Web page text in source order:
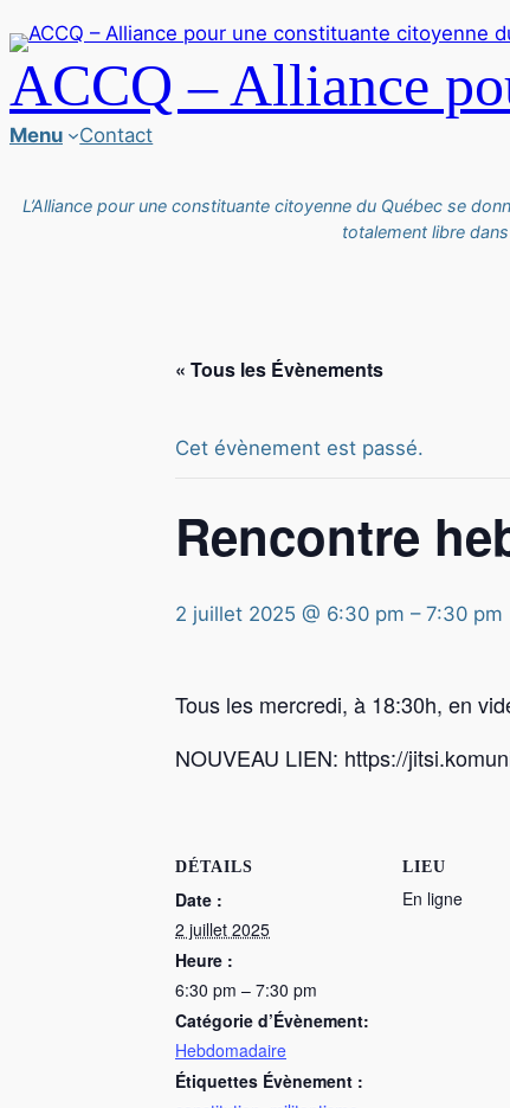
ACCQ – Alliance
Menu Contact
L’Alliance pour une constituante citoyenne du Québec se
totalement libre
« Tous les Évènements
Cet évènement est passé.
Rencontre
2 juillet 2025 @ 6:30 pm – 7:30 pm
Tous les mercredi, à 18:30h, en
NOUVEAU LIEN: https://
DÉTAILS
Date :
2 juillet 2025
Heure :
6:30 pm – 7:30 pm
Catégorie d’Évènement:
Hebdomadaire
Étiquettes Évènement :
LIEU
En ligne